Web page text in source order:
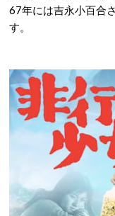
67年には吉永小百合
す。